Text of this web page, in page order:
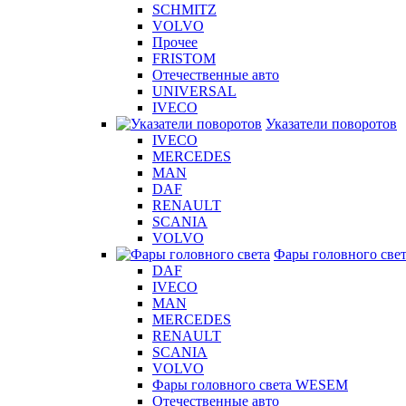
SCHMITZ
VOLVO
Прочее
FRISTOM
Отечественные авто
UNIVERSAL
IVECO
Указатели поворотов
IVECO
MERCEDES
MAN
DAF
RENAULT
SCANIA
VOLVO
Фары головного
DAF
IVECO
MAN
MERCEDES
RENAULT
SCANIA
VOLVO
Фары головного света WESEM
Отечественные авто